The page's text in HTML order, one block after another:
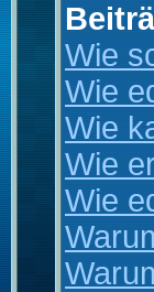
Wie
Wie
Wie
Wie
Wie